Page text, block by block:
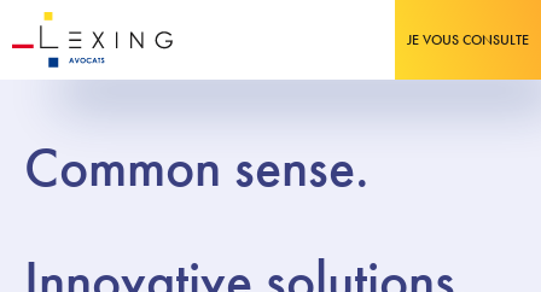
JE VOUS CONSULTE
Common sense.